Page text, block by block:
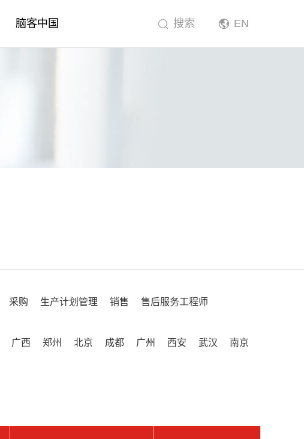
脑客中国 EN
搜索
采购 生产计划管理 销售
售后服务工程师
广西 郑州 北京 成都 广州 西安 武汉
南京